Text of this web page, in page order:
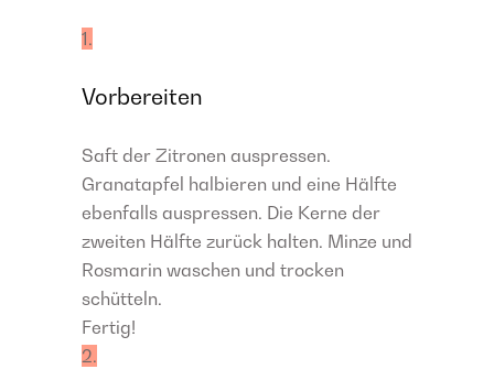
1.
Vorbereiten
Saft der Zitronen auspressen.
Granatapfel halbieren und eine Hälfte
ebenfalls auspressen. Die Kerne der
zweiten Hälfte zurück halten. Minze und
Rosmarin waschen und trocken
schütteln.​
Fertig!
2.